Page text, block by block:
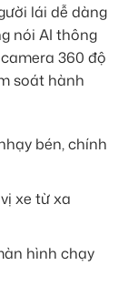
lái dễ dàng
nói AI thông
360 độ
soát hành
bén, chính
xe từ xa
hình chạy